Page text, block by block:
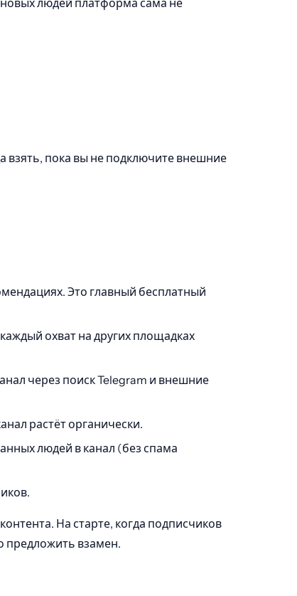
новых людей платформа сама не
взять, пока вы не подключите внешние
Это главный бесплатный
охват на других площадках
через поиск Telegram и внешние
растёт органически.
людей в канал (без спама
На старте, когда подписчиков
предложить взамен.